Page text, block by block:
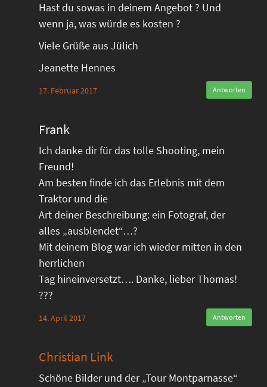
Hast du sowas in deinem Angebot ? Und
wenn ja, was würde es kosten ?
Viele Grüße aus Jülich
Jeanette Hennes
17. Februar 2017 Antworten
Frank
Ich danke dir für das tolle Shooting, mein
Freund!
Am besten finde ich das Erlebnis mit dem
Traktor und die
Art deiner Beschreibung: ein Fotograf, der
alles „ausblendet“…?
Mit deinem Blog war ich wieder mitten in den
herrlichen
Tag hineinversetzt…. Danke, lieber Thomas!
???
14. April 2017 Antworten
Christian Link
Schöne Bilder und der „Tour Montparnasse“